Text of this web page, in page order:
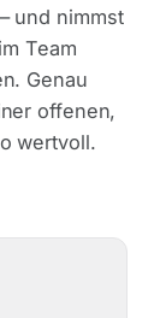
und nimmst
Team
Genau
offenen,
wertvoll.